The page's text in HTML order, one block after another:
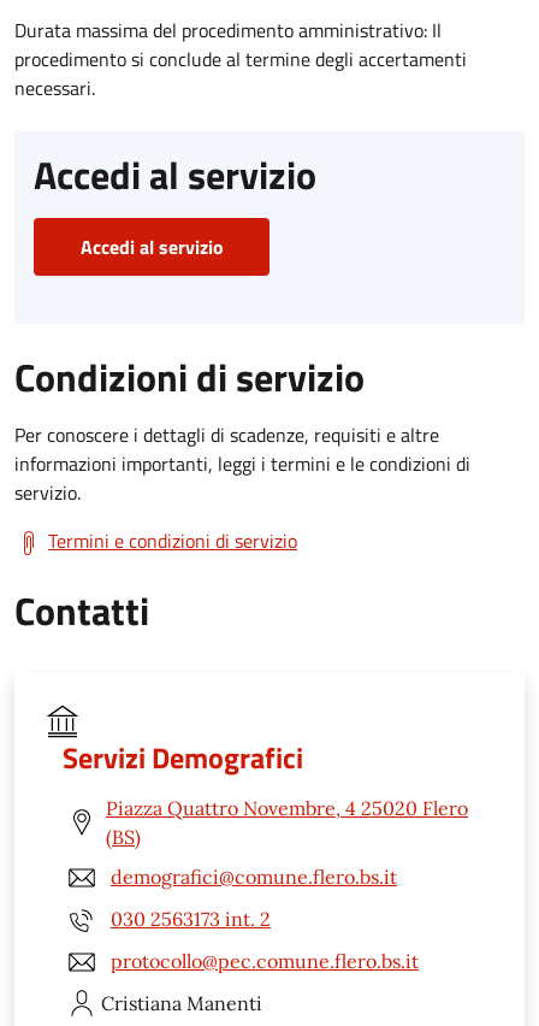
Durata massima del procedimento amministrativo: Il
procedimento si conclude al termine degli accertamenti
necessari.
Accedi al servizio
Accedi al servizio
Condizioni di servizio
Per conoscere i dettagli di scadenze, requisiti e altre
informazioni importanti, leggi i termini e le condizioni di
servizio.
Termini e condizioni di servizio
Contatti
Servizi Demografici
Piazza Quattro Novembre, 4 25020 Flero
(BS)
demografici@comune.flero.bs.it
030 2563173 int. 2
protocollo@pec.comune.flero.bs.it
Cristiana Manenti